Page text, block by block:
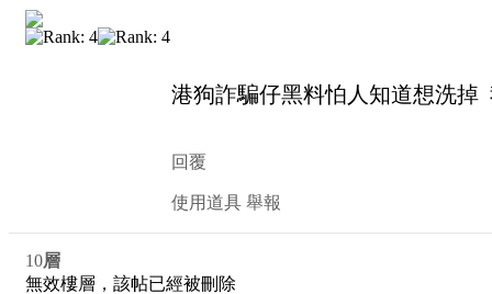
港狗詐騙仔黑料怕人知道想洗掉
回覆
使用道具 舉報
10層
無效樓層，該帖已經被刪除